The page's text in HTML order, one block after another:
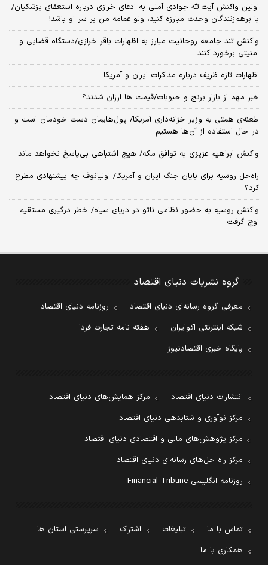
اولین واکنش آیت‌الله جوادی آملی به ادعای خرازی درباره استعفای پزشکیان/
با برهم‌زنندگان وحدت مبارزه کنید، ولو عمامه من بر سر او باشد!
واکنش تند جامعه روحانیت مبارز به اظهارات باقر خرازی/دستگاه قضایی و
امنیتی برخورد کنند
اظهارات تازه ظریف درباره مذاکرات ایران و آمریکا
خبر مهم از بازار برنج و حبوبات/قیمت ها ارزان شدند؟
طعنه‌ی‌ همتی به وزیر خزانه‌داری آمریکا/ پول‌هایمان دست خودمان است و
در حال استفاده از آن‌ها هستیم
واکنش ابراهیم عزیزی به توافق مکه/ هیچ اشتباهی بی‌پاسخ نخواهد ماند
راه‌حل روسیه برای پایان جنگ ایران و آمریکا/ اولیانوف چه پیشنهادی مطرح
کرد؟
واکنش روسیه به حضور نظامی ناتو در دریای سیاه/ خطر درگیری مستقیم
اوج گرفت
گروه نشریات دنیای اقتصاد
معرفی گروه رسانه‌ای دنیای اقتصاد
روزنامه دنیای اقتصاد
شبکه اینترنتی اکوایران
هفته نامه تجارت فردا
پایگاه خبری اقتصادنیوز
انتشارات دنیای اقتصاد
مرکز همایش‌های دنیای اقتصاد
مرکز نوآوری و شتابدهی دنیای اقتصاد
مرکز پژوهش‌های مالی و اقتصادی دنیای اقتصاد
مرکز راه حل‌های رسانه‌ای دنیای اقتصاد
روزنامه انگلیسی Financial Tribune
تماس با ما تبلیغات اشتراک
سرپرستی استان ها
همکاری با ما